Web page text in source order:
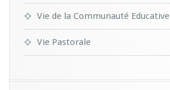
Vie de la Communauté Educative
Vie Pastorale